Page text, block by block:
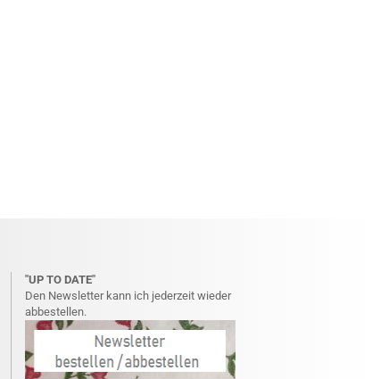
"UP TO DATE"
Den Newsletter kann ich jederzeit wieder
abbestellen.